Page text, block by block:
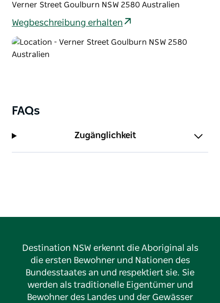
Der Abenteuerspielplatz bietet auch sechs
kostenlose elektrische Grills, die sich in der Nähe von
überdachten Picknicktischen befinden.
Verner Street Goulburn NSW 2580 Australien
Wegbeschreibung erhalten
FAQs
Zugänglichkeit
Destination NSW erkennt die Aboriginal als
die ersten Bewohner und Nationen des
Bundesstaates an und respektiert sie. Sie
werden als traditionelle Eigentümer und
Bewohner des Landes und der Gewässer